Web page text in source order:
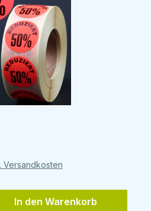
Versandkosten
Gib den
In den Warenkorb